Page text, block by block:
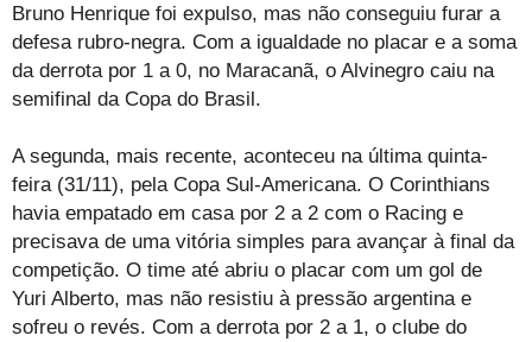
Bruno Henrique foi expulso, mas não conseguiu furar a
defesa rubro-negra. Com a igualdade no placar e a soma
da derrota por 1 a 0, no Maracanã, o Alvinegro caiu na
semifinal da Copa do Brasil.
A segunda, mais recente, aconteceu na última quinta-
feira (31/11), pela Copa Sul-Americana. O Corinthians
havia empatado em casa por 2 a 2 com o Racing e
precisava de uma vitória simples para avançar à final da
competição. O time até abriu o placar com um gol de
Yuri Alberto, mas não resistiu à pressão argentina e
sofreu o revés. Com a derrota por 2 a 1, o clube do